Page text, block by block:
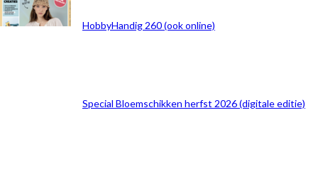
HobbyHandig 260 (ook online)
Special Bloemschikken herfst 2026 (digitale editie)